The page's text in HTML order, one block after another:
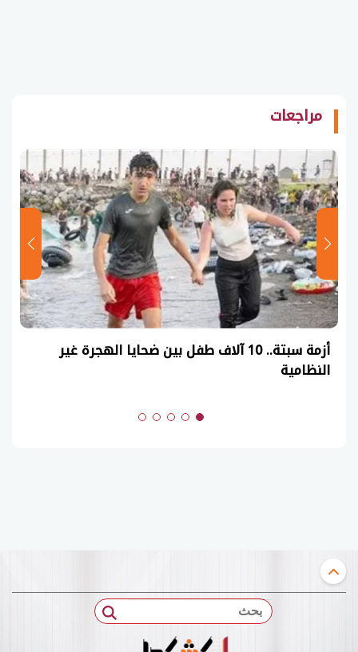
مراجعات
أزمة سبتة.. 10 آلاف طفل بين ضحايا الهجرة غير
النظامية
بحث